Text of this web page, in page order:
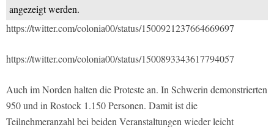
angezeigt werden.
https://twitter.com/colonia00/status/1500921237664669697
https://twitter.com/colonia00/status/1500893343617794057
Auch im Norden halten die Proteste an. In Schwerin demonstrierten
950 und in Rostock 1.150 Personen. Damit ist die
Teilnehmeranzahl bei beiden Veranstaltungen wieder leicht